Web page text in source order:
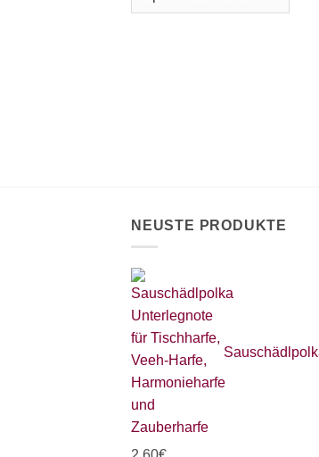
auf.
NEUSTE PRODUKTE